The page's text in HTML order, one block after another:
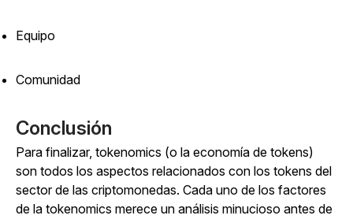
Equipo
Comunidad
Conclusión
Para finalizar, tokenomics (o la economía de tokens)
son todos los aspectos relacionados con los tokens del
sector de las criptomonedas. Cada uno de los factores
de la tokenomics merece un análisis minucioso antes de